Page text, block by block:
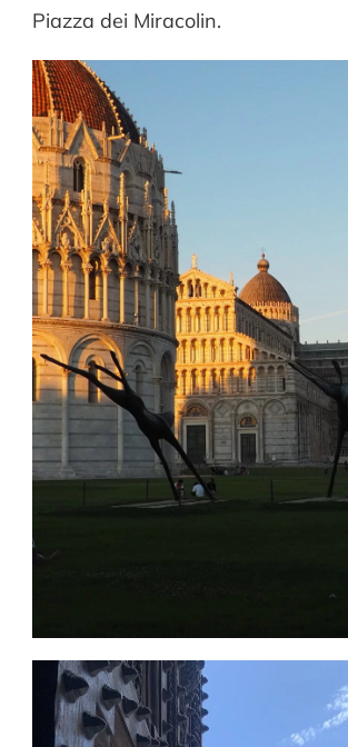
Piazza dei Miracolin.